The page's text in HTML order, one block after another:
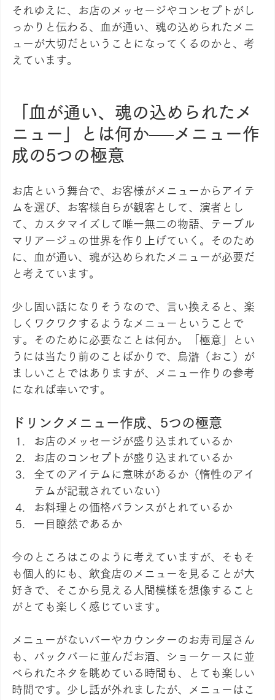
それゆえに、お店のメッセージやコンセプトがし
っかりと伝わる、血が通い、魂の込められたメニ
ューが大切だということになってくるのかと、考
えています。
「血が通い、魂の込められたメ
ニュー」とは何か──メニュー作
成の5つの極意
お店という舞台で、お客様がメニューからアイテ
ムを選び、お客様自らが観客として、演者とし
て、カスタマイズして唯一無二の物語、テーブル
マリアージュの世界を作り上げていく。そのため
に、血が通い、魂が込められたメニューが必要だ
と考えています。
少し固い話になりそうなので、言い換えると、楽
しくワクワクするようなメニューということで
す。そのために必要なことは何か。「極意」とい
うには当たり前のことばかりで、烏滸（おこ）が
ましいことではありますが、メニュー作りの参考
になれば幸いです。
ドリンクメニュー作成、5つの極意
お店のメッセージが盛り込まれているか
お店のコンセプトが盛り込まれているか
全てのアイテムに意味があるか（惰性のアイ
テムが記載されていない）
お料理との価格バランスがとれているか
一目瞭然であるか
今のところはこのように考えていますが、そもそ
も個人的にも、飲食店のメニューを見ることが大
好きで、そこから見える人間模様を想像すること
がとても楽しく感じています。
メニューがないバーやカウンターのお寿司屋さん
も、バックバーに並んだお酒、ショーケースに並
べられたネタを眺めている時間も、とても楽しい
時間です。少し話が外れましたが、メニューはこ